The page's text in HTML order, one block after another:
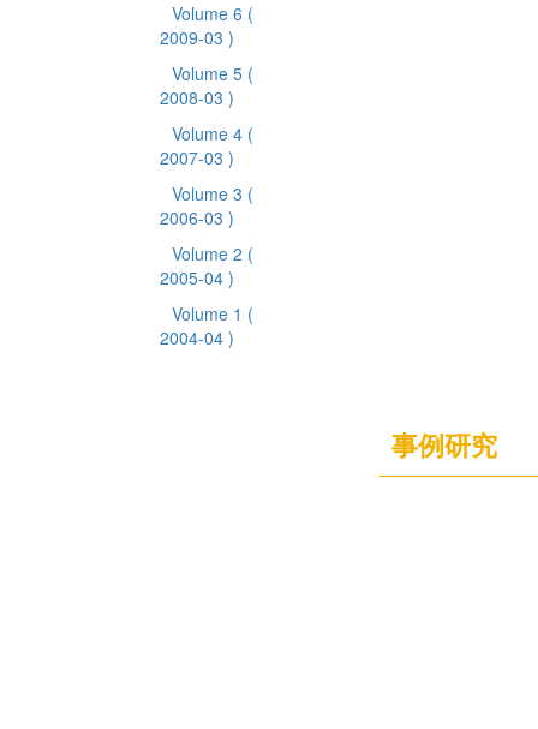
Volume 6 (
2009-03 )
Volume 5 (
2008-03 )
Volume 4 (
2007-03 )
Volume 3 (
2006-03 )
Volume 2 (
2005-04 )
Volume 1 (
2004-04 )
事例研究